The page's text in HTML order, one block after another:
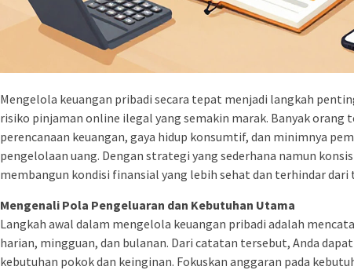
Mengelola keuangan pribadi secara tepat menjadi langkah
risiko pinjaman online ilegal yang semakin marak. Banyak orang
perencanaan keuangan, gaya hidup konsumtif, dan minimnya
pengelolaan uang. Dengan strategi yang sederhana namun
membangun kondisi finansial yang lebih sehat dan terhindar dari
Mengenali Pola Pengeluaran dan Kebutuhan Utama
Langkah awal dalam mengelola keuangan pribadi adalah
harian, mingguan, dan bulanan. Dari catatan tersebut, Anda
kebutuhan pokok dan keinginan. Fokuskan anggaran pada